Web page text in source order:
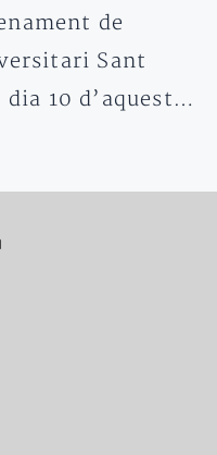
de
Sant
10 d’aquest…